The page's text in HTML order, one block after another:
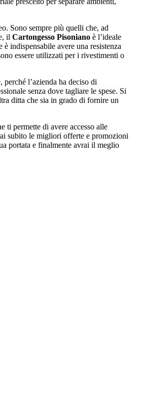
Sono sempre più quelli che, ad
il Cartongesso Pisoniano è l’ideale
indispensabile avere una resistenza
essere utilizzati per i rivestimenti o
l’azienda ha deciso di
senza dove tagliare le spese. Si
ditta che sia in grado di fornire un
ti permette di avere accesso alle
subito le migliori offerte e promozioni
portata e finalmente avrai il meglio